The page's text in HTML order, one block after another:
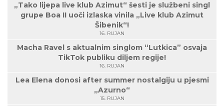
„Tako lijepa live klub Azimut“ šesti je službeni singl
grupe Boa II uoči izlaska vinila „Live klub Azimut
Šibenik“!
16. RUJAN
Macha Ravel s aktualnim singlom “Lutkica” osvaja
TikTok publiku diljem regije!
16. RUJAN
Lea Elena donosi after summer nostalgiju u pjesmi
„Azurno“
15. RUJAN